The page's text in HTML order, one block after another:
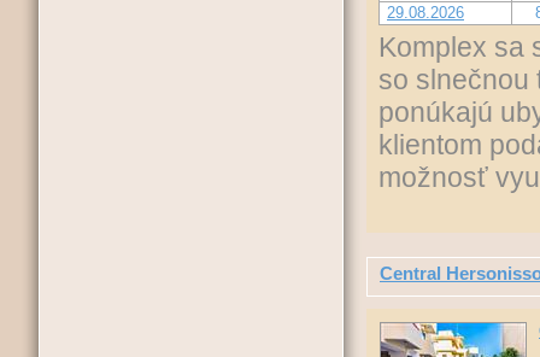
29.08.2026
Komplex sa
so slnečnou
ponúkajú
klientom
možnosť
Central